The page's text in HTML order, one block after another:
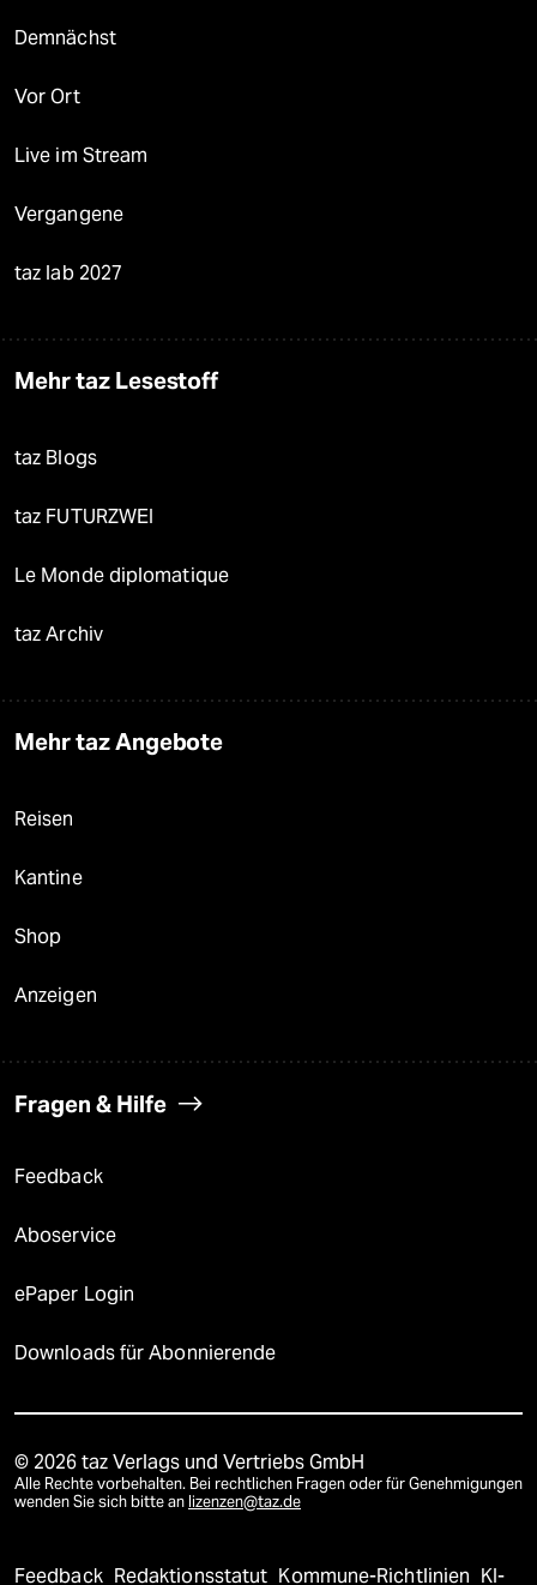
Demnächst
Vor Ort
Live im Stream
Vergangene
taz lab 2027
Mehr taz Lesestoff
taz Blogs
taz FUTURZWEI
Le Monde diplomatique
taz Archiv
Mehr taz Angebote
Reisen
Kantine
Shop
Anzeigen
Fragen & Hilfe
Feedback
Aboservice
ePaper Login
Downloads für Abonnierende
© 2026 taz Verlags und Vertriebs GmbH
Alle Rechte vorbehalten. Bei rechtlichen Fragen oder für Genehmigungen
wenden Sie sich bitte an lizenzen@taz.de
Feedback Redaktionsstatut Kommune-Richtlinien KI-